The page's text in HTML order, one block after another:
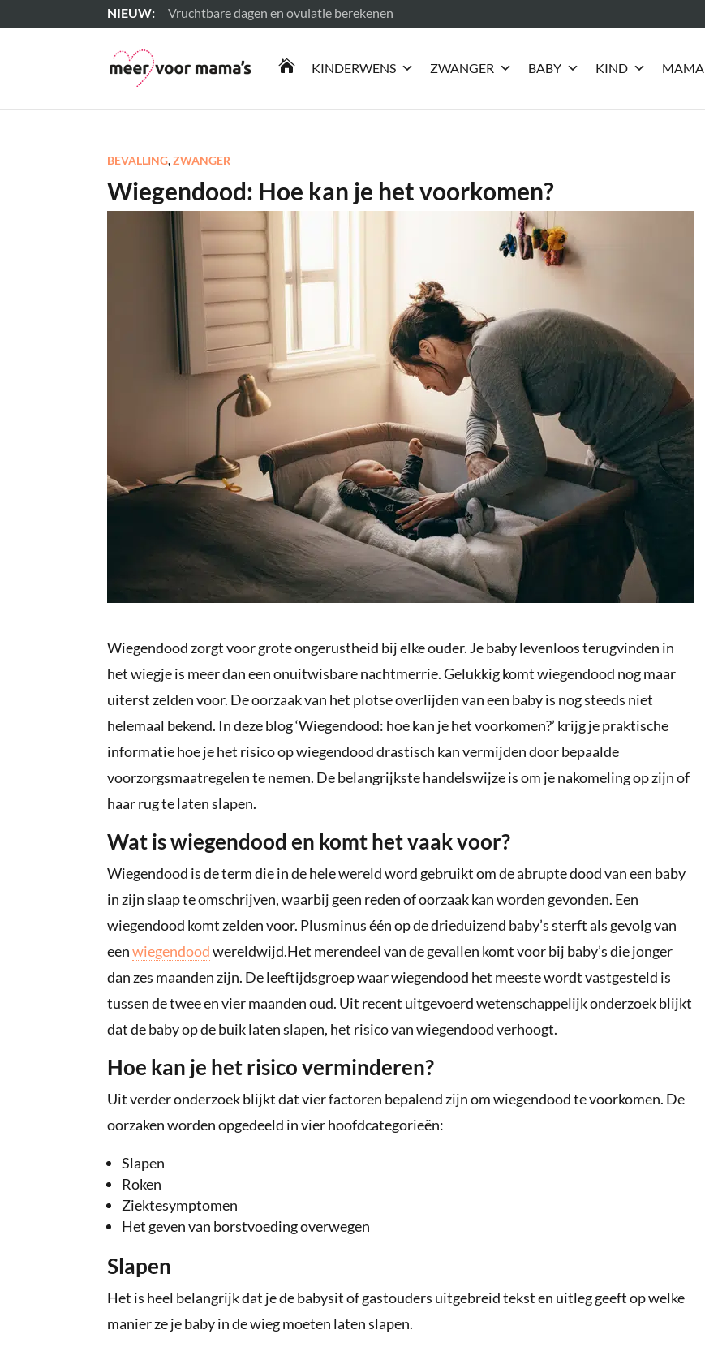
Vruchtbare dagen en ovulatie berekenen
Lees meer
 KINDERWENS ZWANGER BABY KIND MAMA
BEVALLING,ZWANGER
Wiegendood: Hoe kan je het voorkomen?
Wiegendood zorgt voor grote ongerustheid bij elke ouder. Je baby levenloos terugvinden in
het wiegje is meer dan een onuitwisbare nachtmerrie. Gelukkig komt wiegendood nog maar
uiterst zelden voor. De oorzaak van het plotse overlijden van een baby is nog steeds niet
helemaal bekend. In deze blog ‘Wiegendood: hoe kan je het voorkomen?’ krijg je praktische
informatie hoe je het risico op wiegendood drastisch kan vermijden door bepaalde
voorzorgsmaatregelen te nemen. De belangrijkste handelswijze is om je nakomeling op zijn of
haar rug te laten slapen.
Wat is wiegendood en komt het vaak voor?
Wiegendood is de term die in de hele wereld word gebruikt om de abrupte dood van een baby
in zijn slaap te omschrijven, waarbij geen reden of oorzaak kan worden gevonden. Een
wiegendood komt zelden voor. Plusminus één op de drieduizend baby’s sterft als gevolg van
eenwiegendoodwereldwijd.Het merendeel van de gevallen komt voor bij baby’s die jonger
dan zes maanden zijn. De leeftijdsgroep waar wiegendood het meeste wordt vastgesteld is
tussen de twee en vier maanden oud. Uit recent uitgevoerd wetenschappelijk onderzoek blijkt
dat de baby op de buik laten slapen, het risico van wiegendood verhoogt.
Hoe kan je het risico verminderen?
Uit verder onderzoek blijkt dat vier factoren bepalend zijn om wiegendood te voorkomen. De
oorzaken worden opgedeeld in vier hoofdcategorieën:
Slapen
Roken
Ziektesymptomen
Het geven van borstvoeding overwegen
Slapen
Het is heel belangrijk dat je de babysit of gastouders uitgebreid tekst en uitleg geeft op welke
manier ze je baby in de wieg moeten laten slapen.